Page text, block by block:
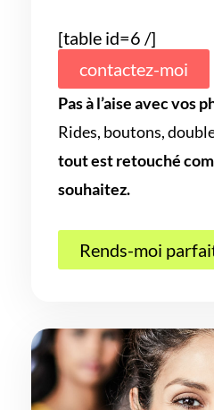
[table id=6 /]
contactez-moi
Pas à l’aise avec vos
Rides, boutons,
tout est retouché
souhaitez.
Rends-moi